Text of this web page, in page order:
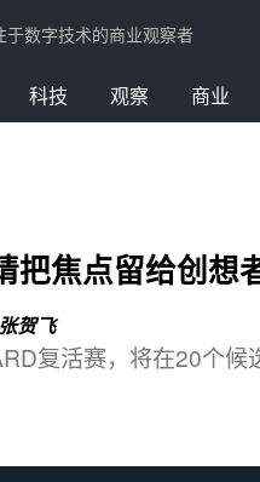
于数字技术的商业观察者
科技 观察 商业
把焦点留给创想
张贺飞
复活赛，将在20个候